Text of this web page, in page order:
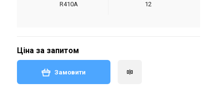
R410A
12
Ціна за запитом
Замовити